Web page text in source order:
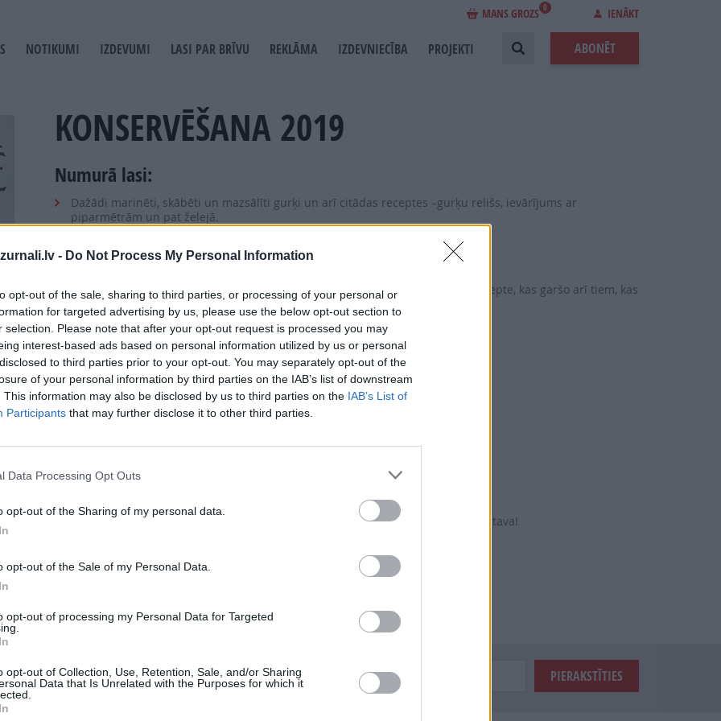
- Do Not Process My Personal Information
opt-out of the sale, sharing to third parties, or processing of your personal or
for targeted advertising by us, please use the below opt-out section to
selection. Please note that after your opt-out request is processed you may
interest-based ads based on personal information utilized by us or personal
to third parties prior to your opt-out. You may separately opt-out of the
of your personal information by third parties on the IAB’s list of downstream
This information may also be disclosed by us to third parties on the IAB’s List of
Participants that may further disclose it to other third parties.
Data Processing Opt Outs
opt-out of the Sharing of my personal data.
opt-out of the Sale of my Personal Data.
opt-out of processing my Personal Data for Targeted
opt-out of Collection, Use, Retention, Sale, and/or Sharing
Data that Is Unrelated with the Purposes for which it
MANS GROZS 0 IENĀKT
NOTIKUMI IZDEVUMI LASI PAR BRĪVU REKLĀMA IZDEVNIECĪBA PROJEKTI ABONĒT
KONSERVĒŠANA 2019
Numurā lasi:
Dažādi marinēti, skābēti un mazsālīti gurķi un arī citādas receptes –gurķu relišs, ievārījums ar
piparmētrām un pat želejā.
12 veidi, kā ziemai sagatavot tomātus.
Bietes – ne tikai marinētas, bet arī adžikas mērcē un čatnijos. Īpaša salātu recepte, kas garšo arī tiem, kas
bietes neēd.
Burciņās ceļo sēnes.
Četru veidu sinepes, ko pagatavot pašiem, nevis pirkt veikalā.
Kabaču receptes – no klasikas līdz mūsdienīgai garšai.
Paprikas neticami gardās pārvērtības.
Dažādi interesanti veidi, kā ziemai sagatavot ķirbi.
Dārzeņu salāti – atver burciņu un ēdiens ar vasaras garšu jau galdā!
Ātrie marinējumi drīzai apēšanai.
Stilīgas garšu kombinācijas āboliem, bumbieriem, plūmēm un dzērvenēm.
13 zupu sagataves – ziemā atliks tikai iemaisīt gaļas buljonā un sātīga zupa gatava!
Nepalaid garām akcijas un jaunumus